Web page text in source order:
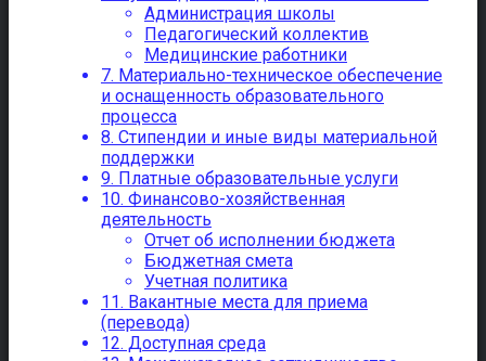
Администрация школы
Педагогический коллектив
Медицинские работники
7. Материально-техническое обеспечение
и оснащенность образовательного
процесса
8. Стипендии и иные виды материальной
поддержки
9. Платные образовательные услуги
10. Финансово-хозяйственная
деятельность
Отчет об исполнении бюджета
Бюджетная смета
Учетная политика
11. Вакантные места для приема
(перевода)
12. Доступная среда